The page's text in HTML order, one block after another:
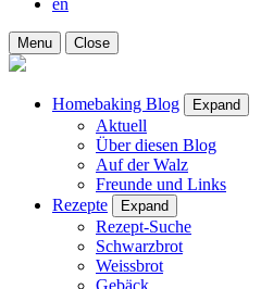
en
Menu Close
Homebaking Blog Expand
Aktuell
Über diesen Blog
Auf der Walz
Freunde und Links
Rezepte
Expand
Rezept-Suche
Schwarzbrot
Weissbrot
Gebäck